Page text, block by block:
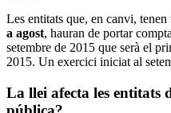
Les entitats que, en canvi, tenen
a agost, hauran de portar
setembre de 2015 que serà el
2015. Un exercici iniciat al
La llei afecta les entitats